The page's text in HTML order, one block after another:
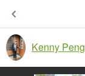
Kenny Peng